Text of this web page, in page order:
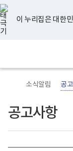
너
비
767px
이
하
이 누리집은 대한
지메
홈
소식알림 공
공고사항
유
튜
브
페
이
스
북
인
스
타
그
램
블
로
그